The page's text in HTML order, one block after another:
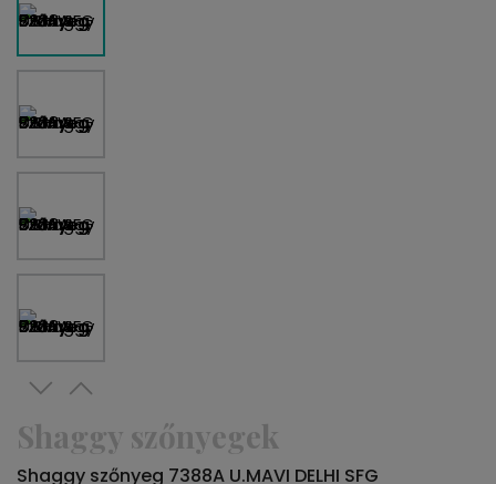
Shaggy szőnyegek
Shaggy szőnyeg 7388A U.MAVI DELHI SFG